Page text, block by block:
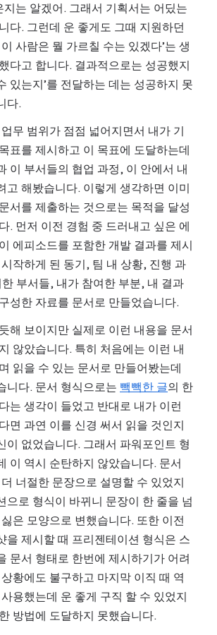
지는 알겠어. 그래서 기획서는 어딨는
다. 그런데 운 좋게도 그때 지원하던
사람은 뭘 가르칠 수는 있겠다’는 생
다고 합니다. 결과적으로는 성공했지
있는지’를 전달하는 데는 성공하지 못
다.
무 범위가 점점 넓어지면서 내가 기
표를 제시하고 이 목표에 도달하는데
이 부서들의 협업 과정, 이 안에서 내
고 해봤습니다. 이렇게 생각하면 이미
서를 제출하는 것으로는 목적을 달성
. 먼저 이전 경험 중 드러내고 싶은 에
에피소드를 포함한 개발 결과를 제시
작하게 된 동기, 팀 내 상황, 진행 과
부서들, 내가 참여한 부분, 내 결과
성한 자료를 문서로 만들었습니다.
해 보이지만 실제로 이런 내용을 문서
않았습니다. 특히 처음에는 이런 내
읽을 수 있는 문서로 만들어봤는데
니다. 문서 형식으로는 빽빽한 글의 한
는 생각이 들었고 반대로 내가 이런
면 과연 이를 신경 써서 읽을 것인지
이 없었습니다. 그래서 파워포인트 형
이 역시 순탄하지 않았습니다. 문서
너절한 문장으로 설명할 수 있었지
으로 형식이 바뀌니 문장이 한 줄을 넘
은 모양으로 변했습니다. 또한 이전
을 제시할 때 프리젠테이션 형식은 스
문서 형태로 한번에 제시하기가 어려
황에도 불구하고 마지막 이직 때 역
용했는데 운 좋게 구직 할 수 있었지
방법에 도달하지 못했습니다.